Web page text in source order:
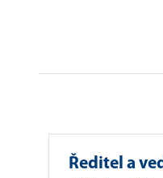
Ředitel a